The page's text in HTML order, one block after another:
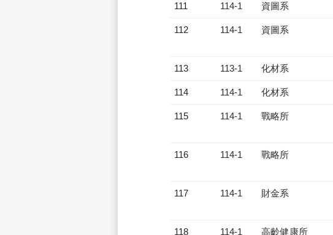
111 114-1 資圖系
112 114-1 資圖系
113 113-1 化材系
114 114-1 化材系
115 114-1 戰略所
116 114-1 戰略所
117 114-1 財金系
118 114-1 高齡健康所